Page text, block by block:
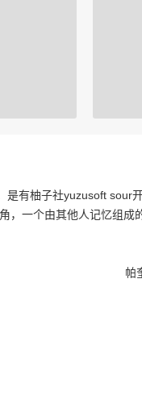
是有柚子社yuzusoft
，一个由其他人记忆组